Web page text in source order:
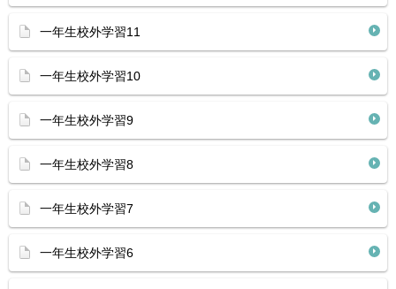
一年生校外学習11
一年生校外学習10
一年生校外学習9
一年生校外学習8
一年生校外学習7
一年生校外学習6